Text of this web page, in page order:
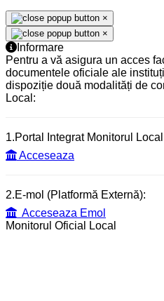
×
×
Informare
Pentru a vă asigura un acces
documentele oficiale ale
dispoziție două modalități de
Local:
1.Portal Integrat Monitorul Local
Acceseaza
2.E-mol (Platformă Externă):
Acceseaza Emol
Monitorul Oficial Local